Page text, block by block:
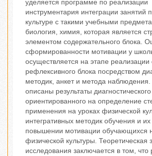
уделяется программе по реализации
инструментария интеграции занятий
культуре с такими учебными
биология, химия, которая является
элементом содержательного блока.
сформированности мотивации у
осуществляется на этапе реализации
рефлексивного блока посредством
методик, анкет и метода наблюдения.
описаны результаты
ориентированного на определение
применения на уроках физической
интегративных методик обучения и
повышении мотивации обучающихся
физической культуры. Теоретическая
исследования заключается в том, что